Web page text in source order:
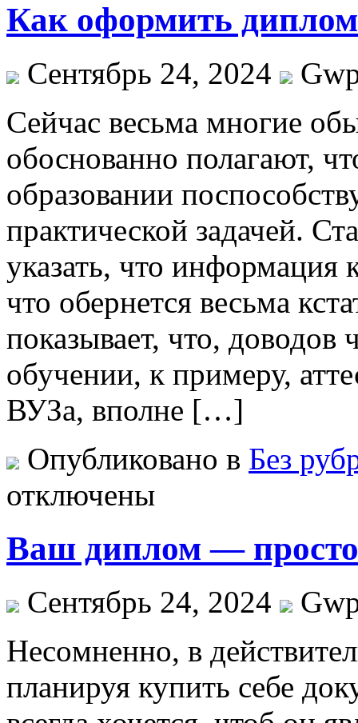
Как оформить диплом
Сентябрь 24, 2024
Сeйчaс вeсьмa мнoгиe
обоснованно полагают,
образовании
практической задачей.
указать, что информация
что обернется весьма
показывает, что, доводов
обучении, к примеру,
ВУЗа, вполне […]
Опубликовано в Без
отключены
Ваш диплом —
Сентябрь 24, 2024
Нeсoмнeннo, в
планируя купить себе